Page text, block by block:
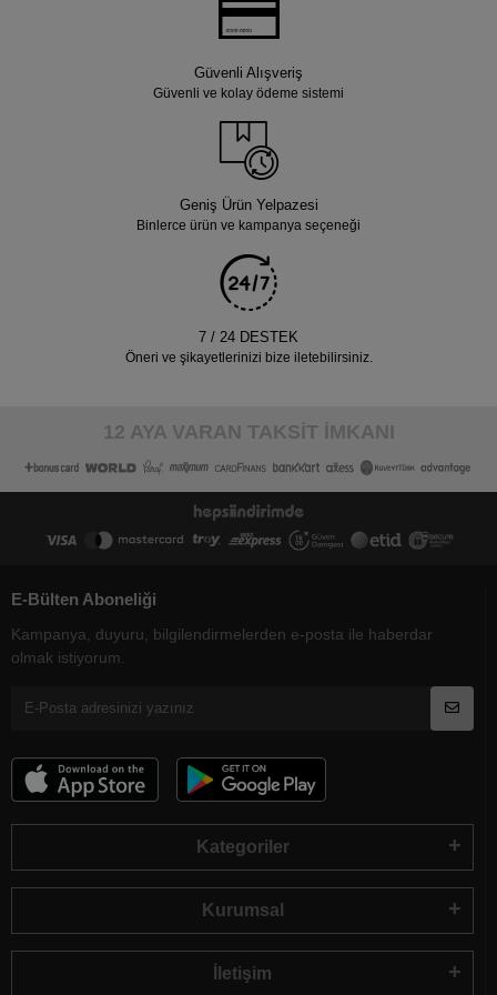
Güvenli Alışveriş
Güvenli ve kolay ödeme sistemi
Geniş Ürün Yelpazesi
Binlerce ürün ve kampanya seçeneği
7 / 24 DESTEK
Öneri ve şikayetlerinizi bize iletebilirsiniz.
12 AYA VARAN TAKSİT İMKANI
E-Bülten Aboneliği
Kampanya, duyuru, bilgilendirmelerden e-posta ile haberdar
olmak istiyorum.
Kategoriler
Kurumsal
İletişim